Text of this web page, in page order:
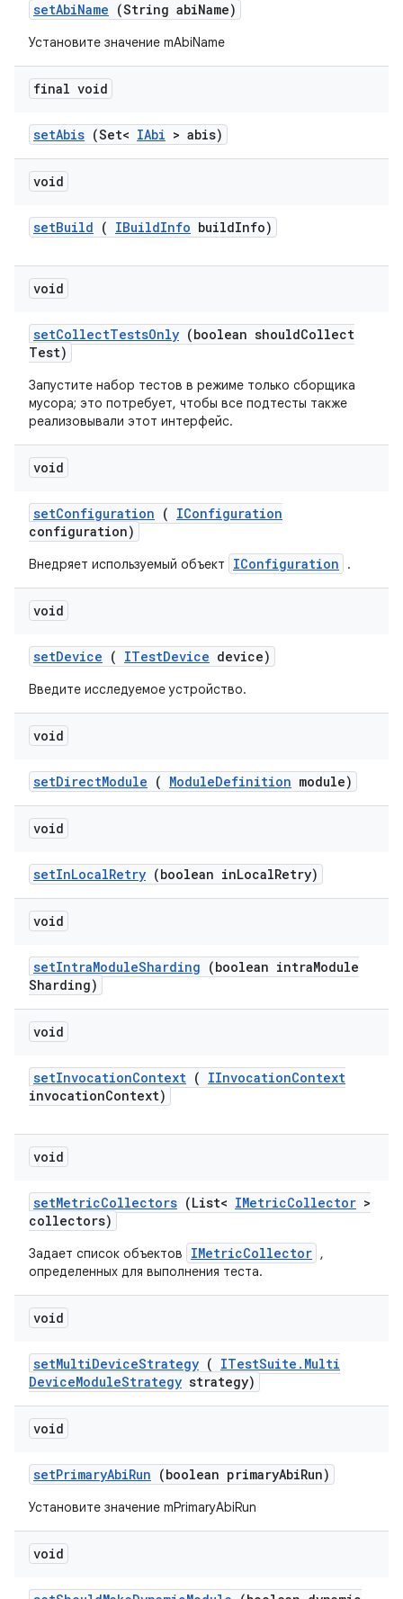
setAbiName (String abiName)
Установите значение mAbiName
final void
setAbis (Set< IAbi > abis)
void
setBuild ( IBuildInfo buildInfo)
void
setCollectTestsOnly (boolean shouldCollect
Test)
Запустите набор тестов в режиме только сборщика
мусора; это потребует, чтобы все подтесты также
реализовывали этот интерфейс.
void
setConfiguration ( IConfiguration
configuration)
Внедряет используемый объект IConfiguration .
void
setDevice ( ITestDevice device)
Введите исследуемое устройство.
void
setDirectModule ( ModuleDefinition module)
void
setInLocalRetry (boolean inLocalRetry)
void
setIntraModuleSharding (boolean intraModule
Sharding)
void
setInvocationContext ( IInvocationContext
invocationContext)
void
setMetricCollectors (List< IMetricCollector >
collectors)
Задает список объектов IMetricCollector ,
определенных для выполнения теста.
void
setMultiDeviceStrategy ( ITestSuite . Multi
DeviceModuleStrategy strategy)
void
setPrimaryAbiRun (boolean primaryAbiRun)
Установите значение mPrimaryAbiRun
void